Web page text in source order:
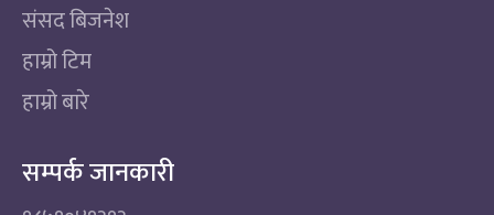
संसद बिजनेश
हाम्रो टिम
हाम्रो बारे
सम्पर्क जानकारी